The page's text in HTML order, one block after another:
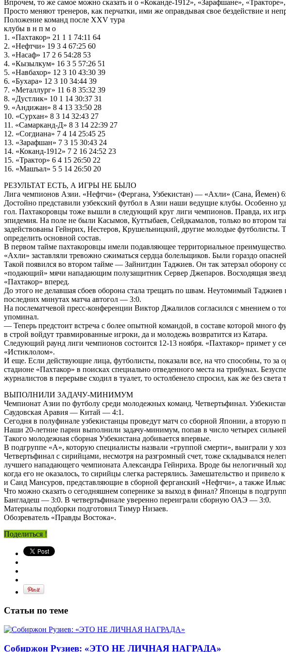
Впрочем, то же самое можно сказать и о «Коканде-1912», «Зарафшане»,
Просто меняют тренеров, как перчатки, ими же оправдывая свое бездействие и
Положение команд после XXV тура
клубы в н п м о
1. «Пахтакор» 21 1 1 74:11 64
2. «Нефтчи» 19 3 4 67:25 60
3. «Насаф» 17 2 6 54:28 53
4. «Кызылкум» 16 3 5 57:26 51
5. «Навбахор» 12 3 10 43:30 39
6. «Бухара» 12 3 10 34:44 39
7. «Металлург» 11 6 8 35:32 39
8. «Дустлик» 10 1 14 30:37 31
9. «Андижан» 8 4 13 33:50 28
10. «Сурхан» 8 3 14 32:43 27
11. «Самарканд-Д» 8 3 14 22:39 27
12. «Согдиана» 7 4 14 25:45 25
13. «Зарафшан» 7 3 15 30:43 24
14. «Коканд-1912» 7 2 16 24:52 23
15. «Трактор» 6 4 15 26:50 22
16. «Машъал» 5 5 14 26:50 20
РЕЗУЛЬТАТ ЕСТЬ, А ИГРЫ НЕ БЫЛО
Лига чемпионов Азии. «Нефтчи» (Фергана, Узбекистан) — «Ахли» (Сана, Йемен)
Достойно представили узбекский футбол в Азии наши ведущие клубы. Особенно
гол. Пахтакоровцы тоже вышли в следующий круг лиги чемпионов. Правда, их
эпидемия. На поле не были Касымов, Куттыбаев, Сейдкамалов, только во втором
задействованы Гейнрих, Нестеров, Крушельницкий, другие молодые футболисты.
определить основной состав.
В первом тайме пахтакоровцы имели подавляющее территориальное
«Ахли» заставляли тревожно сжиматься сердца болельщиков. Были гораздо
Такой появился во втором тайме — Зайнитдин Таджиев. Он так затерзал оборону
«подающий» мячи нападающим полузащитник Сервер Джепаров. Восходящая
«Пахтакор» вперед.
До этого не делавшая сбоев оборона стала трещать по швам. Неутомимый
последних минутах матча автогол — 3:0.
На послематчевой пресс-конференции Виктор Джалилов согласился с мнением о
упоминал.
— Теперь предстоит встреча с более опытной командой, в составе которой
в строй войдут травмированные игроки, да и молодежь возвратится из Катара.
Следующий раунд лиги чемпионов состоится 12-13 ноября. «Пахтакор» примет у
«Истиклолом».
И еще. Если действующие лица, футболисты, показали все, на что способны, то за
стадионе «Пахтакор» в поисках специально отведенного места на трибунах.
журналистов в перерыве сходил в туалет, то остолбенело спросил, как же без света
ВЫПОЛНИЛИ ЗАДАЧУ-МИНИМУМ
Чемпионат Азии по футболу среди молодежных команд. Четвертьфинал.
Саудовская Аравия — Китай — 4:1.
Сегодня в полуфинале узбекистанцы проведут матч со сборной Японии, а
Наши 20-летние парни выполнили задачу-минимум, попав в число четырех
Такого молодежная сборная Узбекистана добивается впервые.
В подгруппе «А», которую специалисты назвали «группой смерти», выиграли
Четвертьфинал с сирийцами, несмотря на разгромный счет, тоже складывался
лучшего нападающего чемпионата Александра Гейнриха. Вроде бы нелогичный
когда его не оказалось, то сирийцы слегка растерялись. Замешательство и
и Саид Мансуров, представляющие в сборной ферганский «Нефтчи», а также
Что можно сказать о сегодняшнем сопернике за выход в финал? Японцы в
Бангладеш — 3:0. В четвертьфинале уверенно переиграли сборную ОАЭ — 3:0.
Материалы подборки подготовил Тимур Низаев.
Обозреватель «Правды Востока».
Поделиться !
Статьи по теме
Собиржон Рузиев: «ЭТО НЕ ЛИЧНАЯ НАГРАДА»